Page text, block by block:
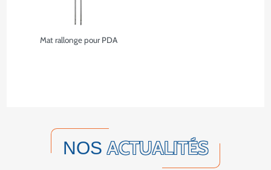
Mat rallonge pour PDA
NOSACTUALITÉS